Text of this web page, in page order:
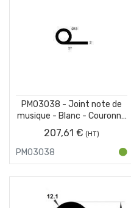
PM03038 - Joint note de
musique - Blanc - Couronne
25 m
207,61 €
PM03038